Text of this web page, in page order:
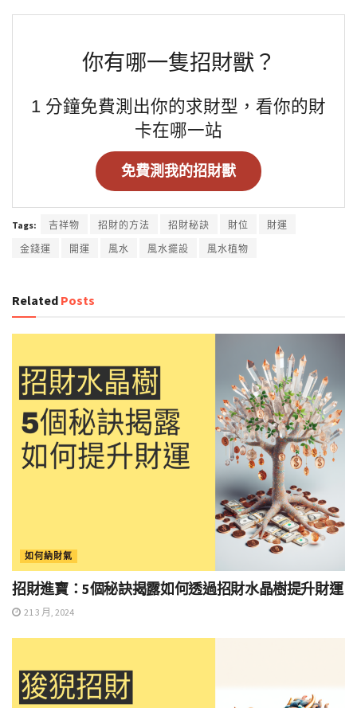
你有哪一隻招財獸？
1 分鐘免費測出你的求財型，看你的財
卡在哪一站
免費測我的招財獸
Tags: 吉祥物 招財的方法 招財秘訣 財位
財運
金錢運
開運 風水 風水擺設 風水植物
Related Posts
如何納財氣
招財進寶：5個秘訣揭露如何透過招財水晶樹提升財運
21 3 月, 2024